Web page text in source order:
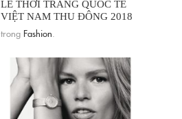
LỄ THỜI TRANG QUỐC TẾ
VIỆT NAM THU ĐÔNG 2018
trong Fashion